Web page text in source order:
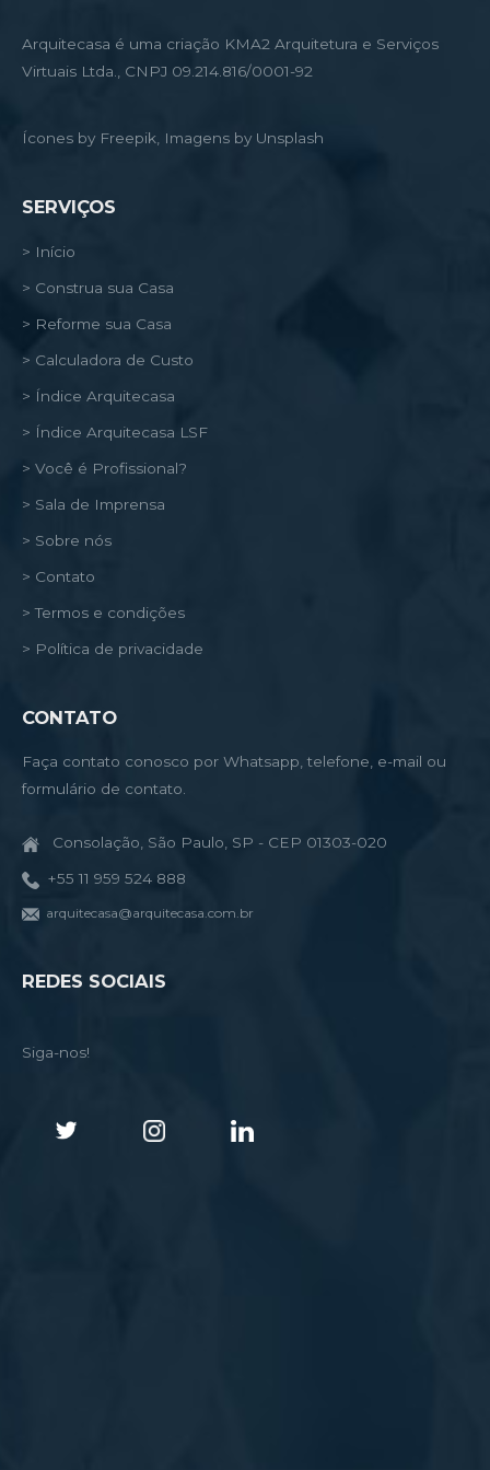
Arquitecasa é uma criação KMA2 Arquitetura e Serviços
Virtuais Ltda., CNPJ 09.214.816/0001-92
Ícones by Freepik, Imagens by Unsplash
SERVIÇOS
> Início
> Construa sua Casa
> Reforme sua Casa
> Calculadora de Custo
> Índice Arquitecasa
> Índice Arquitecasa LSF
> Você é Profissional?
> Sala de Imprensa
> Sobre nós
> Contato
> Termos e condições
> Política de privacidade
CONTATO
Faça contato conosco por Whatsapp, telefone, e-mail ou
formulário de contato.
Consolação, São Paulo, SP - CEP 01303-020
+55 11 959 524 888
arquitecasa@arquitecasa.com.br
REDES SOCIAIS
Siga-nos!